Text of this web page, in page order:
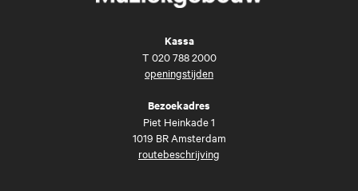
Kassa
T 020 788 2000
openingstijden
Bezoekadres
Piet Heinkade 1
1019 BR Amsterdam
routebeschrijving